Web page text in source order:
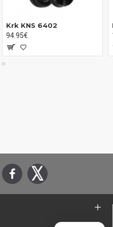
Krk KNS 6402
94.95€